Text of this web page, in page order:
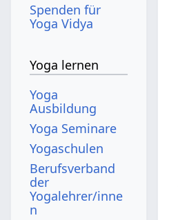
Spenden für
Yoga Vidya
Yoga lernen
Yoga
Ausbildung
Yoga Seminare
Yogaschulen
Berufsverband
der
Yogalehrer/inne
n